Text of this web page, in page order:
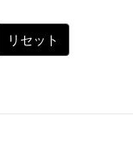
リセット